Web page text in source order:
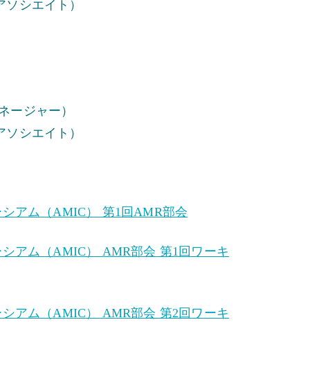
シエイト）
ージャー）
シエイト）
アム（AMIC） 第1回AMR部会
アム（AMIC） AMR部会 第1回ワーキ
アム（AMIC） AMR部会 第2回ワーキ